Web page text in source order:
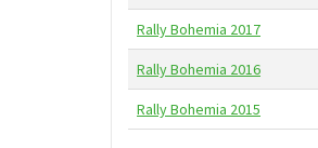
Rally Bohemia 2017
Rally Bohemia 2016
Rally Bohemia 2015